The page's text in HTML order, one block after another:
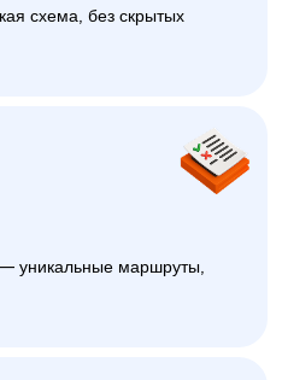
схема, без скрытых
уникальные маршруты,